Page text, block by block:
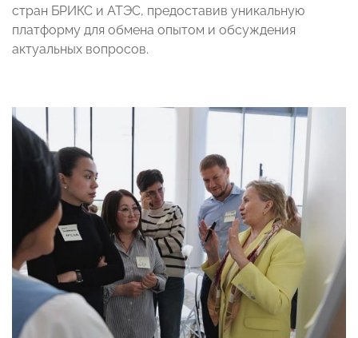
стран БРИКС и АТЭС, предоставив уникальную
платформу для обмена опытом и обсуждения
актуальных вопросов.